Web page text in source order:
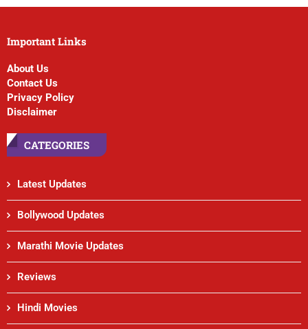
Important Links
About Us
Contact Us
Privacy Policy
Disclaimer
CATEGORIES
Latest Updates
Bollywood Updates
Marathi Movie Updates
Reviews
Hindi Movies